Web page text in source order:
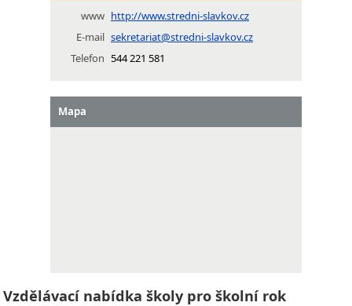
www http://www.stredni-slavkov.cz
E-mail sekretariat@stredni-slavkov.cz
Telefon 544 221 581
Mapa
Vzdělávací nabídka školy pro školní rok